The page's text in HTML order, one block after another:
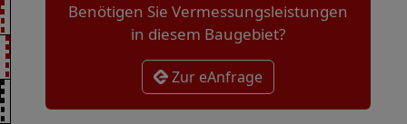
Benötigen Sie Vermessungsleistungen
in diesem Baugebiet?
Zur eAnfrage